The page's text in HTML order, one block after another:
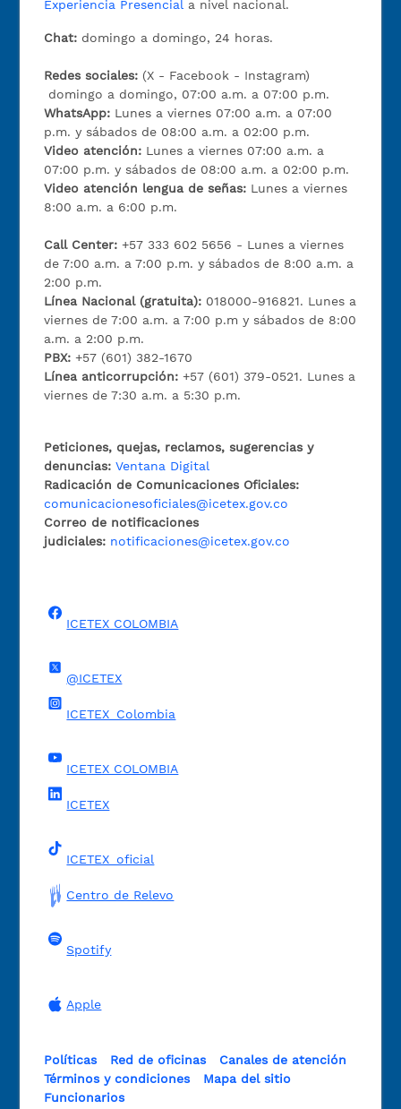
Experiencia Presencial a nivel nacional.
Chat: domingo a domingo, 24 horas.
Redes sociales: (X - Facebook - Instagram)
domingo a domingo, 07:00 a.m. a 07:00 p.m.
WhatsApp: Lunes a viernes 07:00 a.m. a 07:00
p.m. y sábados de 08:00 a.m. a 02:00 p.m.
Video atención: Lunes a viernes 07:00 a.m. a
07:00 p.m. y sábados de 08:00 a.m. a 02:00 p.m.
Video atención lengua de señas: Lunes a viernes
8:00 a.m. a 6:00 p.m.
Call Center:+57 333 602 5656 - Lunes a viernes
de 7:00 a.m. a 7:00 p.m. y sábados de 8:00 a.m. a
2:00 p.m.
Línea Nacional (gratuita): 018000-916821. Lunes a
viernes de 7:00 a.m. a 7:00 p.m y sábados de 8:00
a.m. a 2:00 p.m.
PBX:+57 (601) 382-1670
Línea anticorrupción:+57 (601) 379-0521. Lunes a
viernes de 7:30 a.m. a 5:30 p.m.
Peticiones, quejas, reclamos, sugerencias y
denuncias: Ventana Digital
Radicación de Comunicaciones Oficiales:
comunicacionesoficiales@icetex.gov.co
Correo de notificaciones
judiciales: notificaciones@icetex.gov.co
ICETEX COLOMBIA
@ICETEX
ICETEX_Colombia
ICETEX COLOMBIA
ICETEX
ICETEX_oficial
Centro de Relevo
Spotify
Apple
Políticas Red de oficinas
Canales de atención
Términos y condiciones
Mapa del sitio
Funcionarios